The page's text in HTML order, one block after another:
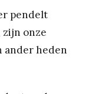
pendelt
onze
ander heden